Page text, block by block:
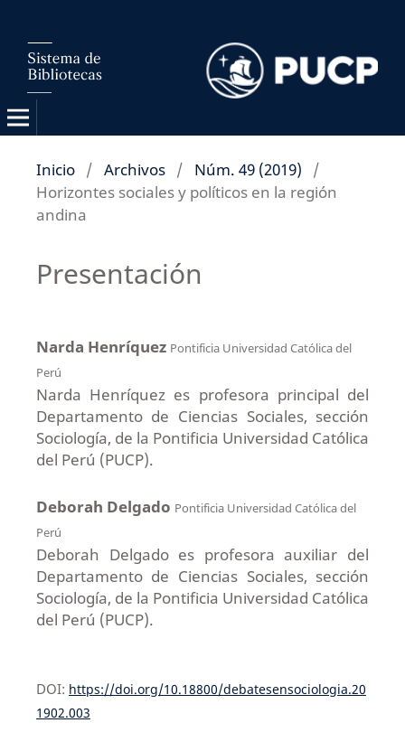
Inicio / Archivos / Núm. 49 (2019)
/
Horizontes sociales y políticos en la región
andina
Presentación
Narda Henríquez Pontificia Universidad Católica del
Perú
Narda Henríquez es profesora principal del
Departamento de Ciencias Sociales, sección
Sociología, de la Pontificia Universidad Católica
del Perú (PUCP).
Deborah Delgado Pontificia Universidad Católica del
Perú
Deborah Delgado es profesora auxiliar del
Departamento de Ciencias Sociales, sección
Sociología, de la Pontificia Universidad Católica
del Perú (PUCP).
DOI: https://doi.org/10.18800/debatesensociologia.20
1902.003